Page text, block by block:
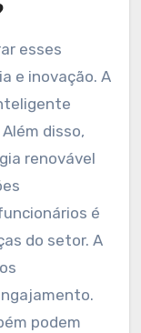
esses
e inovação. A
disso,
renovável
é
do setor. A
podem